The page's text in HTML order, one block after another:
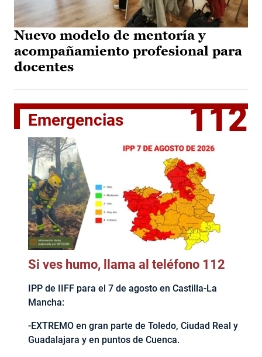
Nuevo modelo de mentoría y
acompañamiento profesional para
docentes
Emergencias 112
Si ves humo, llama al teléfono 112
IPP de IIFF para el 7 de agosto en Castilla-La
Mancha:
-EXTREMO en gran parte de Toledo, Ciudad Real y
Guadalajara y en puntos de Cuenca.